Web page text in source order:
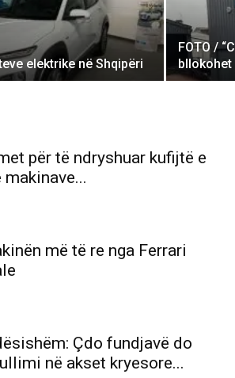
elektrike në Shqipëri
FOTO /
për të ndryshuar kufijtë e
më të re nga Ferrari
Çdo fundjavë do
në akset kryesore...